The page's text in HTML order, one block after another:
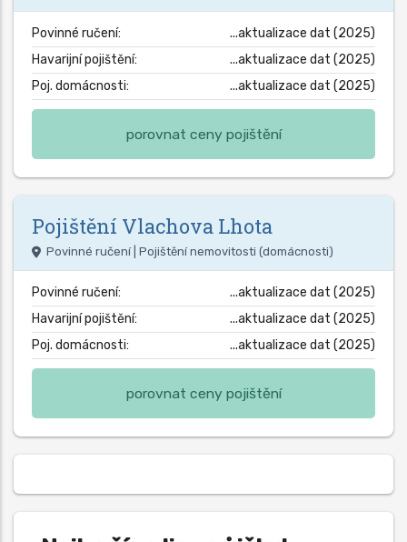
Povinné ručení:
...aktualizace dat (2025)
Havarijní pojištění:
...aktualizace dat (2025)
Poj. domácnosti:
...aktualizace dat (2025)
porovnat ceny pojištění
Pojištění Vlachova Lhota
Povinné ručení | Pojištění nemovitosti (domácnosti)
Povinné ručení:
...aktualizace dat (2025)
Havarijní pojištění:
...aktualizace dat (2025)
Poj. domácnosti:
...aktualizace dat (2025)
porovnat ceny pojištění